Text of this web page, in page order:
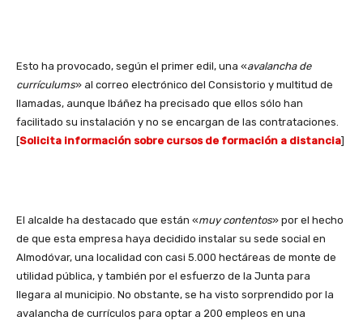
Esto ha provocado, según el primer edil, una «avalancha de
currículums» al correo electrónico del Consistorio y multitud de
llamadas, aunque Ibáñez ha precisado que ellos sólo han
facilitado su instalación y no se encargan de las contrataciones.
[Solicita información sobre cursos de formación a distancia]
El alcalde ha destacado que están «muy contentos» por el hecho
de que esta empresa haya decidido instalar su sede social en
Almodóvar, una localidad con casi 5.000 hectáreas de monte de
utilidad pública, y también por el esfuerzo de la Junta para
llegara al municipio. No obstante, se ha visto sorprendido por la
avalancha de currículos para optar a 200 empleos en una